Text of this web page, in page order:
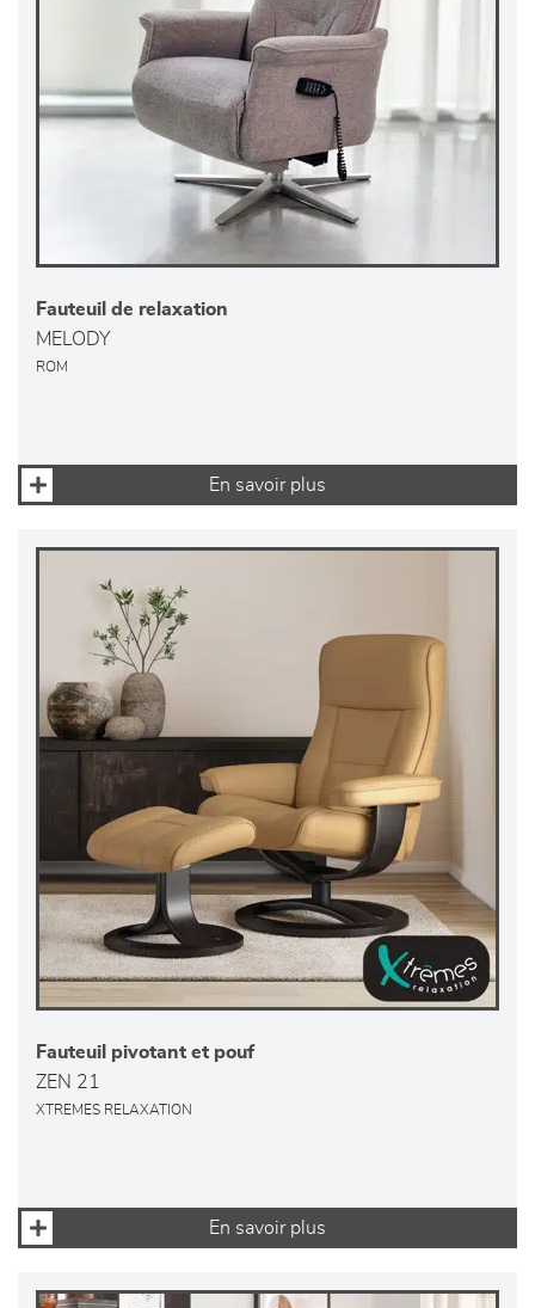
Fauteuil de relaxation
MELODY
ROM
En savoir plus
Fauteuil pivotant et pouf
ZEN 21
XTREMES RELAXATION
En savoir plus